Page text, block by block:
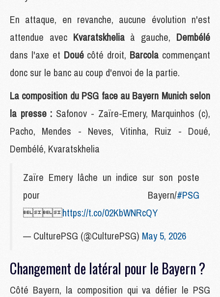
En attaque, en revanche, aucune évolution n'est
attendue avec Kvaratskhelia à gauche, Dembélé
dans l'axe et Doué côté droit, Barcola commençant
donc sur le banc au coup d'envoi de la partie.
La composition du PSG face au Bayern Munich selon
la presse : Safonov - Zaïre-Emery, Marquinhos (c),
Pacho, Mendes - Neves, Vitinha, Ruiz - Doué,
Dembélé, Kvaratskhelia
Zaïre Emery lâche un indice sur son poste
pour Bayern/#PSG
https://t.co/02KbWNRcQY
— CulturePSG (@CulturePSG) May 5, 2026
Changement de latéral pour le Bayern ?
Côté Bayern, la composition qui va défier le PSG